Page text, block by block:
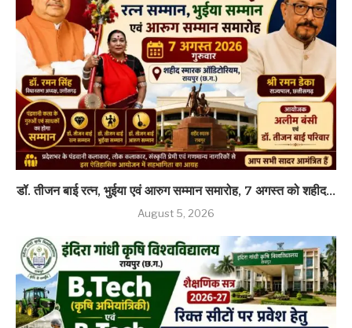
डॉ. तीजन बाई रत्न, भुईया एवं आरुग सम्मान समारोह, 7 अगस्त को शहीद...
August 5, 2026